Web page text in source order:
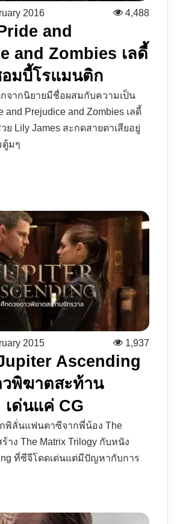
2016 4,488
and
and Zombies เลดี้
มบี้โรแมนติก
จากนิยายมีชื่อผสมกับความเป็น
Prejudice and Zombies เลดี้
ย Lily James สะกดสายตาเสียอยู่
มๆ
2015 1,937
Ascending
วพิฆาตสะท้าน
เด่นแค่ CG
พิลั่นแฟนตาซีจากพี่น้อง The
าง The Matrix Trilogy กับหนัง
ที่ซีจีโดดเด่นแต่มีปัญหากับการ